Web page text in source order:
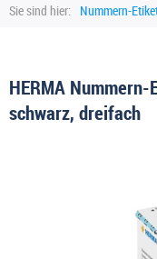
Sie sind hier: Nummern-
HERMA
schwarz, dreifach